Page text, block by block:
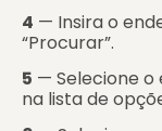
4 — Insira o
“Procurar”.
5 — Selecione
na lista de